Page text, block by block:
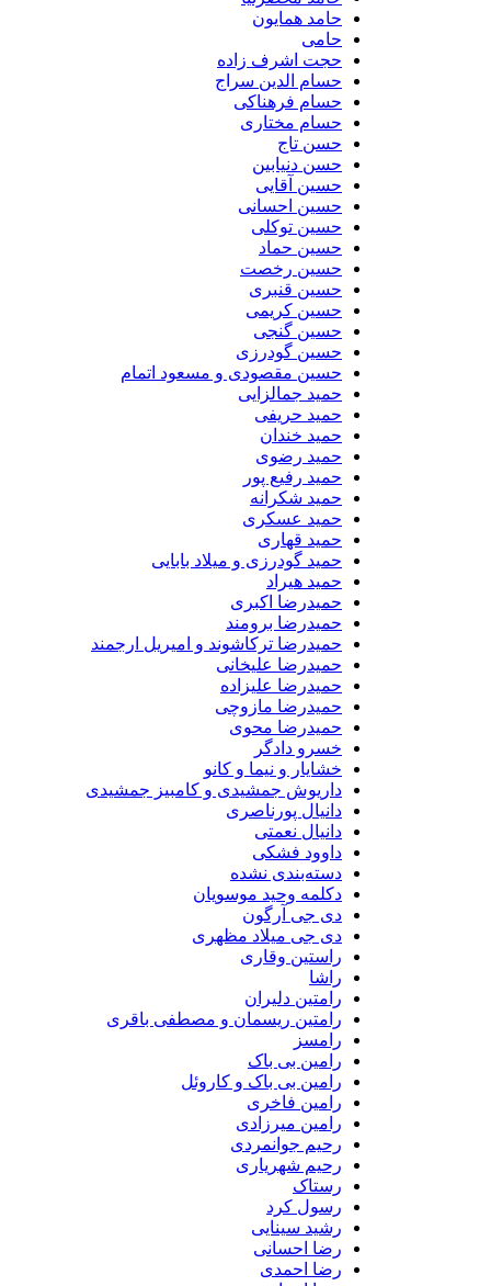
حامد همایون
حامی
حجت اشرف زاده
حسام الدین سراج
حسام فرهناکی
حسام مختاری
حسن تاج
حسن دنیابین
حسین آقایی
حسین احسانی
حسین توکلی
حسین حماد
حسین رخصت
حسین قنبری
حسین کریمی
حسین گنجی
حسین گودرزی
حسین مقصودی و مسعود اتمام
حمید جمالزایی
حمید حریفی
حمید خندان
حمید رضوی
حمید رفیع پور
حمید شکرانه
حمید عسکری
حمید قهاری
حمید گودرزی و میلاد بابایی
حمید هیراد
حمیدرضا اکبری
حمیدرضا برومند
حمیدرضا ترکاشوند و امیریل ارجمند
حمیدرضا علیخانی
حمیدرضا علیزاده
حمیدرضا مازوچی
حمیدرضا محوی
خسرو دادگر
خشایار و نیما و کانو
داریوش جمشیدی و کامبیز جمشیدی
دانیال پورناصری
دانیال نعمتی
داوود فشکی
دسته‌بندی نشده
دکلمه وحید موسویان
دی جی آرگون
دی جی میلاد مظهری
راستین وقاری
راشا
رامتین دلیران
رامتین ریسمان و مصطفی باقری
رامسز
رامین بی باک
رامین بی باک و کاروئل
رامین فاخری
رامین میرزادی
رحیم جوانمردی
رحیم شهریاری
رستاک
رسول کرد
رشید سینایی
رضا احسانی
رضا احمدی